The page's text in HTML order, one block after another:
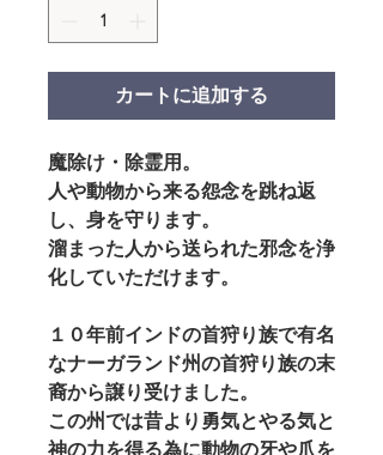
カートに追加する
魔除け・除霊用。
人や動物から来る怨念を跳ね返
し、身を守ります。
溜まった人から送られた邪念を浄
化していただけます。
１０年前インドの首狩り族で有名
なナーガランド州の首狩り族の末
裔から譲り受けました。
この州では昔より勇気とやる気と
神の力を得る為に動物の牙や爪を